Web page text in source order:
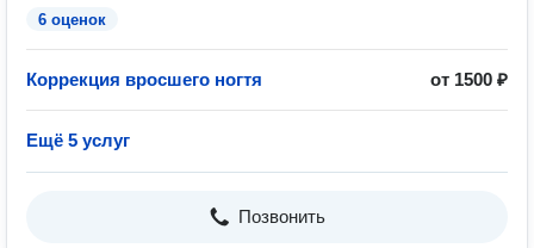
6 оценок
Коррекция вросшего ногтя от 1500 ₽
Ещё 5 услуг
Позвонить